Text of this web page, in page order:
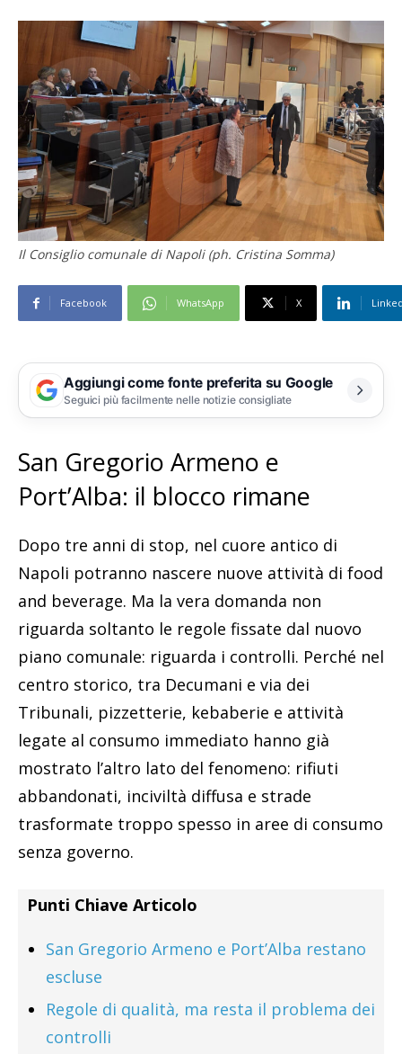
Il Consiglio comunale di Napoli (ph. Cristina Somma)
Facebook WhatsApp X
Aggiungi come fonte preferita su Google
Seguici più facilmente nelle notizie consigliate
San Gregorio Armeno e
Port’Alba: il blocco rimane
Dopo tre anni di stop, nel cuore antico di
Napoli potranno nascere nuove attività di food
and beverage. Ma la vera domanda non
riguarda soltanto le regole fissate dal nuovo
piano comunale: riguarda i controlli. Perché nel
centro storico, tra Decumani e via dei
Tribunali, pizzetterie, kebaberie e attività
legate al consumo immediato hanno già
mostrato l’altro lato del fenomeno: rifiuti
abbandonati, inciviltà diffusa e strade
trasformate troppo spesso in aree di consumo
senza governo.
Punti Chiave Articolo
San Gregorio Armeno e Port’Alba restano
escluse
Regole di qualità, ma resta il problema dei
controlli